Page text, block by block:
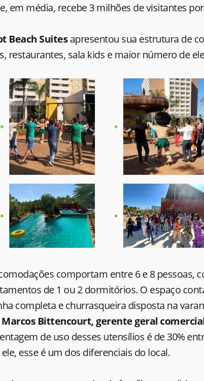
em média, recebe 3 milhões de visitantes
Beach Suitesapresentou sua estrutura de
restaurantes, sala kids e maior número de
comportam entre 6 e 8 pessoas,
de 1 ou 2 dormitórios. O espaço
completa e churrasqueira disposta na
Marcos Bittencourt, gerente geral
de uso desses utensílios é de 30%
ele, esse é um dos diferenciais do local.